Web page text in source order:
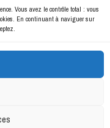
Vous avez le contrôle total : vous
En continuant à naviguer sur